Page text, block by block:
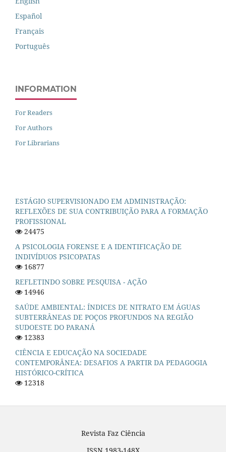
Español
Français
Português
INFORMATION
For Readers
For Authors
For Librarians
ESTÁGIO SUPERVISIONADO EM ADMINISTRAÇÃO:
REFLEXÕES DE SUA CONTRIBUIÇÃO PARA A FORMAÇÃO
PROFISSIONAL
24475
A PSICOLOGIA FORENSE E A IDENTIFICAÇÃO DE
INDIVÍDUOS PSICOPATAS
16877
REFLETINDO SOBRE PESQUISA - AÇÃO
14946
SAÚDE AMBIENTAL: ÍNDICES DE NITRATO EM ÁGUAS
SUBTERRÂNEAS DE POÇOS PROFUNDOS NA REGIÃO
SUDOESTE DO PARANÁ
12383
CIÊNCIA E EDUCAÇÃO NA SOCIEDADE
CONTEMPORÂNEA: DESAFIOS A PARTIR DA PEDAGOGIA
HISTÓRICO-CRÍTICA
12318
Revista Faz Ciência
ISSN 1983-148X